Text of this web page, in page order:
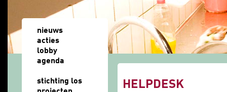
nieuws
acties
lobby
agenda
stichting los
HELPDESK